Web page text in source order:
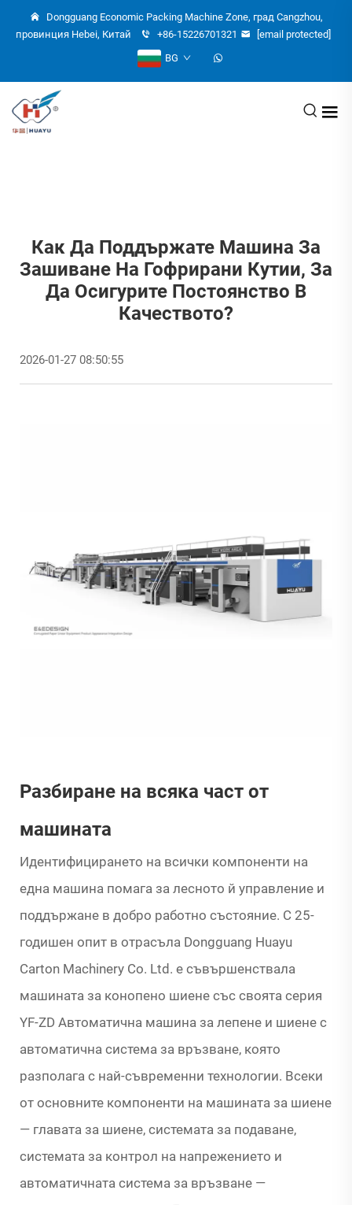
Dongguang Economic Packing Machine Zone, град Cangzhou,
провинция Hebei, Китай
+86-15226701321
[email protected]
BG
Как Да Поддържате Машина За
Зашиване На Гофрирани Кутии, За
Да Осигурите Постоянство В
Качеството?
2026-01-27 08:50:55
Разбиране на всяка част от
машината
Идентифицирането на всички компоненти на
една машина помага за лесното й управление и
поддържане в добро работно състояние. С 25-
годишен опит в отрасъла Dongguang Huayu
Carton Machinery Co. Ltd. е съвършенствала
машината за конопено шиене със своята серия
YF-ZD Автоматична машина за лепене и шиене с
автоматична система за връзване, която
разполага с най-съвременни технологии. Всеки
от основните компоненти на машината за шиене
— главата за шиене, системата за подаване,
системата за контрол на напрежението и
автоматичната система за връзване —